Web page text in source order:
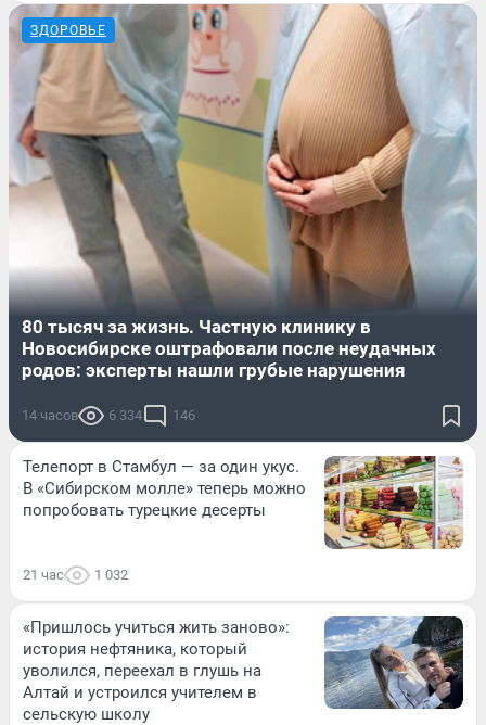
ЗДОРОВЬЕ
80 тысяч за жизнь. Частную клинику в
Новосибирске оштрафовали после неудачных
родов: эксперты нашли грубые нарушения
14 часов 6 334 146
Телепорт в Стамбул — за один укус.
В «Сибирском молле» теперь можно
попробовать турецкие десерты
21 час 1 032
«Пришлось учиться жить заново»:
история нефтяника, который
уволился, переехал в глушь на
Алтай и устроился учителем в
сельскую школу